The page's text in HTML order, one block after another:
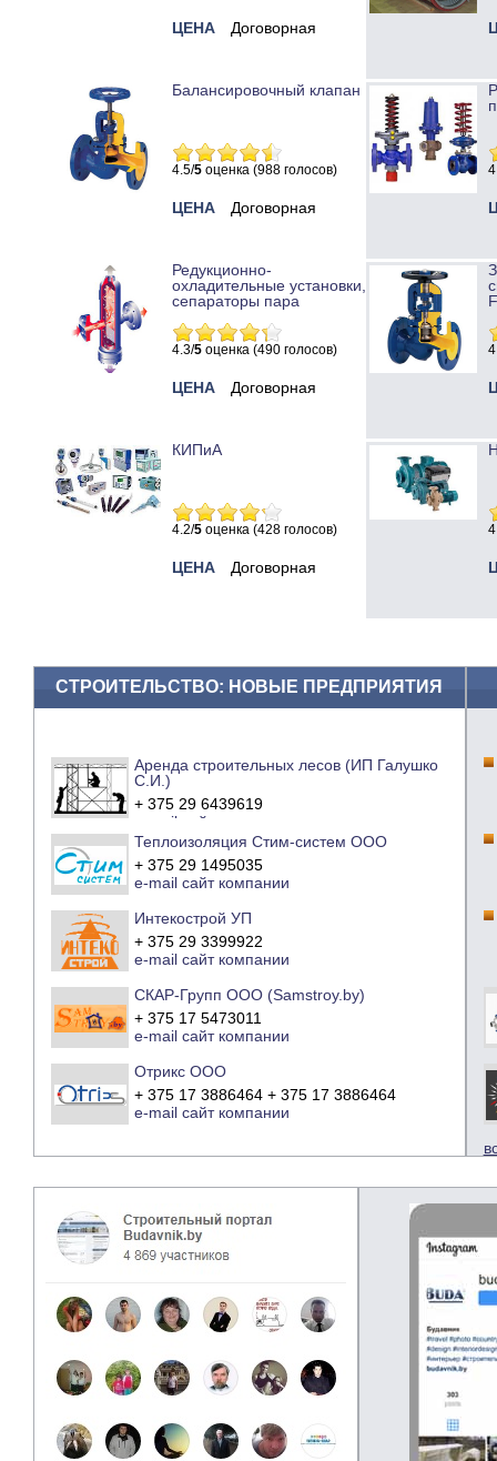
ЦЕНА Договорная
Балансировочный клапан
4.5/5 оценка (988 голосов)
ЦЕНА Договорная
Редукционно-
охладительные установки,
сепараторы пара
4.3/5 оценка (490 голосов)
ЦЕНА Договорная
КИПиА
4.2/5 оценка (428 голосов)
ЦЕНА Договорная
СТРОИТЕЛЬСТВО: НОВЫЕ ПРЕДПРИЯТИЯ
Аренда строительных лесов (ИП Галушко
С.И.)
+ 375 29 6439619
e-mail
сайт компании
Теплоизоляция Стим-систем ООО
+ 375 29 1495035
e-mail сайт компании
Интекострой УП
+ 375 29 3399922
e-mail сайт компании
СКАР-Групп ООО (Samstroy.by)
+ 375 17 5473011
e-mail сайт компании
Отрикс ООО
+ 375 17 3886464 + 375 17 3886464
e-mail сайт компании